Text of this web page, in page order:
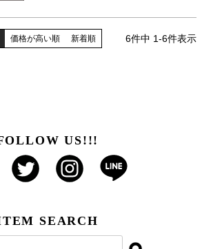
価格が高い順 新着順 6件中 1-6件表示
US!!!
SEARCH